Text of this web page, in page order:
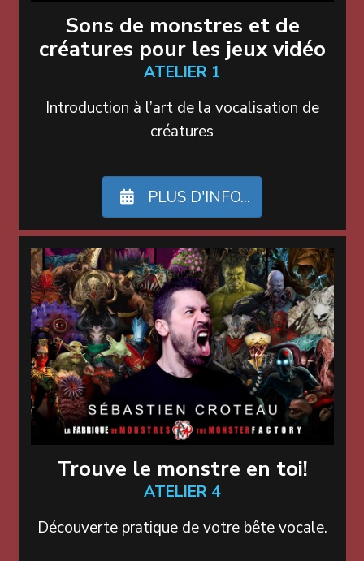
Sons de monstres et de
créatures pour les jeux vidéo
ATELIER 1
Introduction à l’art de la vocalisation de
créatures
PLUS D'INFO...
Trouve le monstre en toi!
ATELIER 4
Découverte pratique de votre bête vocale.